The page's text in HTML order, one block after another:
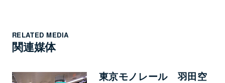
RELATED MEDIA
関連媒体
東京モノレール 羽田空